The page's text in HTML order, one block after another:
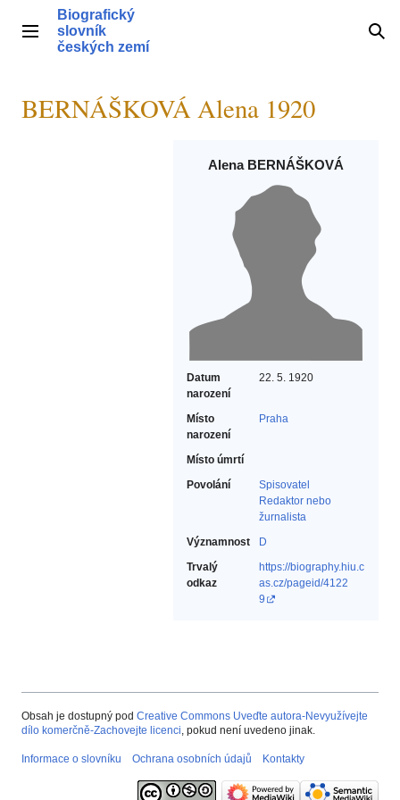
obsahHlavní menu
Biografický
slovník
českých zemí
BERNÁŠKOVÁ Alena 1920
Alena BERNÁŠKOVÁ
Datum
narození
22. 5. 1920
Místo
narození
Praha
Místo úmrtí
Povolání
Spisovatel‎
Redaktor nebo
žurnalista‎
Významnost
D
Trvalý
odkaz
https://biography.hiu.c
as.cz/pageid/4122
9
Obsah je dostupný pod Creative Commons Uveďte autora-Nevyužívejte
dílo komerčně-Zachovejte licenci, pokud není uvedeno jinak.
Informace o slovníku Ochrana osobních údajů Kontakty